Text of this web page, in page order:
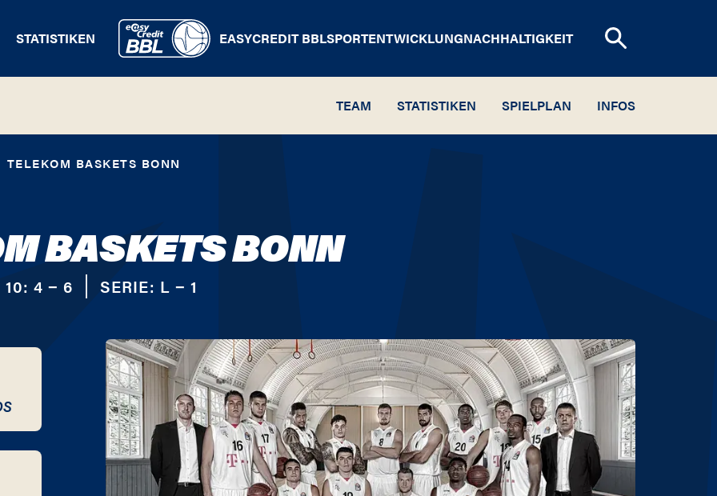
STATISTIKEN EASYCREDIT BBLSPORTENTWICKLUNGNACHHALTIGKEIT
TEAM STATISTIKEN SPIELPLAN INFOS
TELEKOM BASKETS BONN
BASKETS BONN
10:4 − 6 SERIE: L − 1